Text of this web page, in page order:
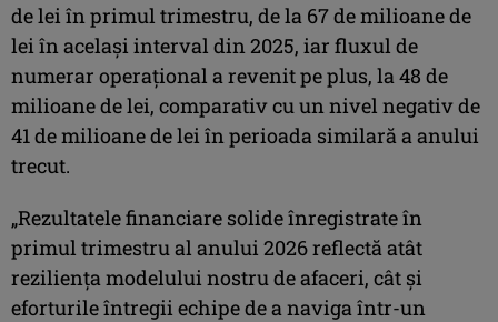
de lei în primul trimestru, de la 67 de milioane de
lei în acelaşi interval din 2025, iar fluxul de
numerar operaţional a revenit pe plus, la 48 de
milioane de lei, comparativ cu un nivel negativ de
41 de milioane de lei în perioada similară a anului
trecut.
„Rezultatele financiare solide înregistrate în
primul trimestru al anului 2026 reflectă atât
rezilienţa modelului nostru de afaceri, cât şi
eforturile întregii echipe de a naviga într-un